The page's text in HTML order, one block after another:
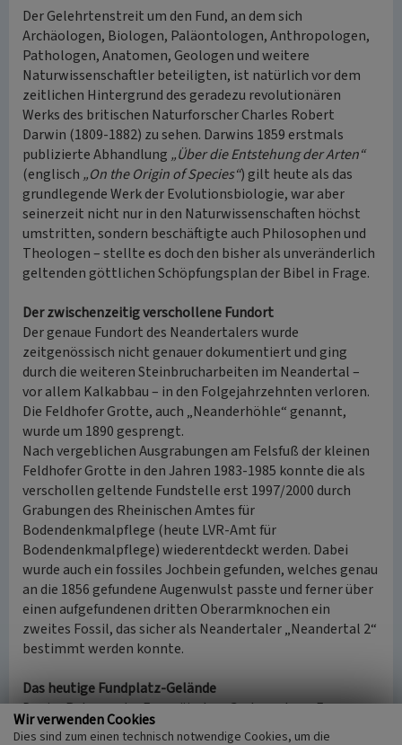
Der Gelehrtenstreit um den Fund, an dem sich
Archäologen, Biologen, Paläontologen, Anthropologen,
Pathologen, Anatomen, Geologen und weitere
Naturwissenschaftler beteiligten, ist natürlich vor dem
zeitlichen Hintergrund des geradezu revolutionären
Werks des britischen Naturforscher Charles Robert
Darwin (1809-1882) zu sehen. Darwins 1859 erstmals
publizierte Abhandlung „Über die Entstehung der Arten“
(englisch „On the Origin of Species“) gilt heute als das
grundlegende Werk der Evolutionsbiologie, war aber
seinerzeit nicht nur in den Naturwissenschaften höchst
umstritten, sondern beschäftigte auch Philosophen und
Theologen – stellte es doch den bisher als unveränderlich
geltenden göttlichen Schöpfungsplan der Bibel in Frage.
Der zwischenzeitig verschollene Fundort
Der genaue Fundort des Neandertalers wurde
zeitgenössisch nicht genauer dokumentiert und ging
durch die weiteren Steinbrucharbeiten im Neandertal –
vor allem Kalkabbau – in den Folgejahrzehnten verloren.
Die Feldhofer Grotte, auch „Neanderhöhle“ genannt,
wurde um 1890 gesprengt.
Nach vergeblichen Ausgrabungen am Felsfuß der kleinen
Feldhofer Grotte in den Jahren 1983-1985 konnte die als
verschollen geltende Fundstelle erst 1997/2000 durch
Grabungen des Rheinischen Amtes für
Bodendenkmalpflege (heute LVR-Amt für
Bodendenkmalpflege) wiederentdeckt werden. Dabei
wurde auch ein fossiles Jochbein gefunden, welches genau
an die 1856 gefundene Augenwulst passte und ferner über
einen aufgefundenen dritten Oberarmknochen ein
zweites Fossil, das sicher als Neandertaler „Neandertal 2“
bestimmt werden konnte.
Das heutige Fundplatz-Gelände
Der im Rahmen der Europäischen Gartenschau „Euroga
2002plus“ neu gestaltete Fundplatz und seine Umgebung
Wir verwenden Cookies
Dies sind zum einen technisch notwendige Cookies, um die